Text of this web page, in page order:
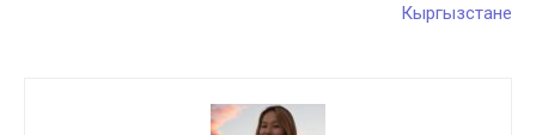
Кыргызстане